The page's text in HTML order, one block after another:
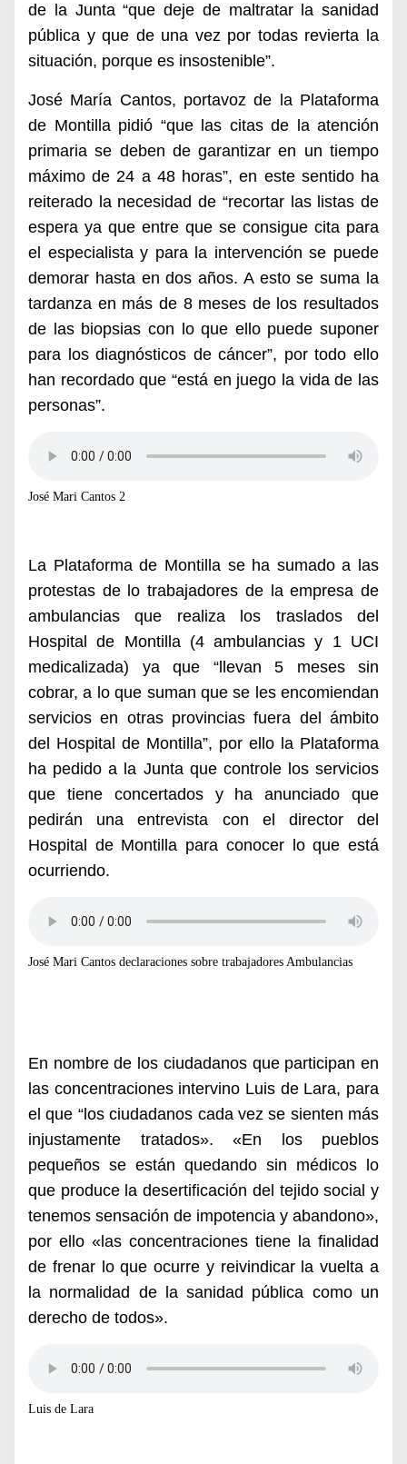
de la Junta “que deje de maltratar la sanidad
pública y que de una vez por todas revierta la
situación, porque es insostenible”.
José María Cantos, portavoz de la Plataforma
de Montilla pidió “que las citas de la atención
primaria se deben de garantizar en un tiempo
máximo de 24 a 48 horas”, en este sentido ha
reiterado la necesidad de “recortar las listas de
espera ya que entre que se consigue cita para
el especialista y para la intervención se puede
demorar hasta en dos años. A esto se suma la
tardanza en más de 8 meses de los resultados
de las biopsias con lo que ello puede suponer
para los diagnósticos de cáncer”, por todo ello
han recordado que “está en juego la vida de las
personas”.
José Mari Cantos 2
La Plataforma de Montilla se ha sumado a las
protestas de lo trabajadores de la empresa de
ambulancias que realiza los traslados del
Hospital de Montilla (4 ambulancias y 1 UCI
medicalizada) ya que “llevan 5 meses sin
cobrar, a lo que suman que se les encomiendan
servicios en otras provincias fuera del ámbito
del Hospital de Montilla”, por ello la Plataforma
ha pedido a la Junta que controle los servicios
que tiene concertados y ha anunciado que
pedirán una entrevista con el director del
Hospital de Montilla para conocer lo que está
ocurriendo.
José Mari Cantos declaraciones sobre trabajadores Ambulancias
En nombre de los ciudadanos que participan en
las concentraciones intervino Luis de Lara, para
el que “los ciudadanos cada vez se sienten más
injustamente tratados». «En los pueblos
pequeños se están quedando sin médicos lo
que produce la desertificación del tejido social y
tenemos sensación de impotencia y abandono»,
por ello «las concentraciones tiene la finalidad
de frenar lo que ocurre y reivindicar la vuelta a
la normalidad de la sanidad pública como un
derecho de todos».
Luis de Lara